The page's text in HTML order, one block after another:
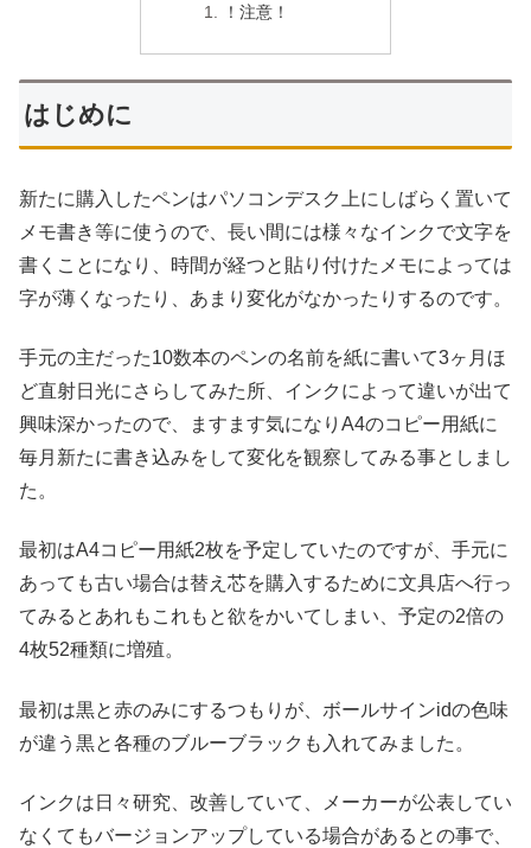
！注意！
はじめに
新たに購入したペンはパソコンデスク上にしばらく置いて
メモ書き等に使うので、長い間には様々なインクで文字を
書くことになり、時間が経つと貼り付けたメモによっては
字が薄くなったり、あまり変化がなかったりするのです。
手元の主だった10数本のペンの名前を紙に書いて3ヶ月ほ
ど直射日光にさらしてみた所、インクによって違いが出て
興味深かったので、ますます気になりA4のコピー用紙に
毎月新たに書き込みをして変化を観察してみる事としまし
た。
最初はA4コピー用紙2枚を予定していたのですが、手元に
あっても古い場合は替え芯を購入するために文具店へ行っ
てみるとあれもこれもと欲をかいてしまい、予定の2倍の
4枚52種類に増殖。
最初は黒と赤のみにするつもりが、ボールサインidの色味
が違う黒と各種のブルーブラックも入れてみました。
インクは日々研究、改善していて、メーカーが公表してい
なくてもバージョンアップしている場合があるとの事で、